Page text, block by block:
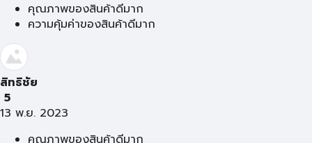
คุณภาพของสินค้าดีมาก
ความคุ้มค่าของสินค้าดีมาก
สิทธิชัย
5
13 พ.ย. 2023
คุณภาพของสินค้าดีมาก